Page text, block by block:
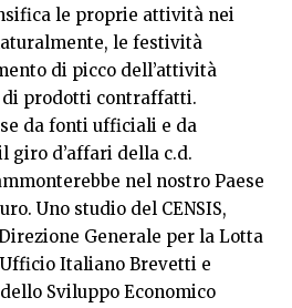
le proprie attività nei
le festività
di picco dell’attività
prodotti contraffatti.
da fonti ufficiali e da
giro d’affari della c.d.
nel nostro Paese
Uno studio del CENSIS,
Generale per la Lotta
Italiano Brevetti e
Sviluppo Economico